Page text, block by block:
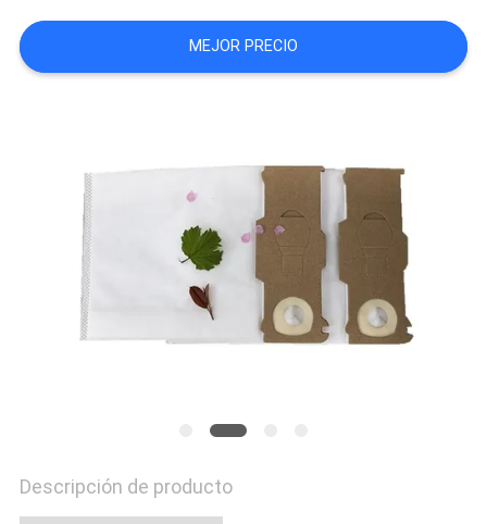
PIDA
MAPA
MEJOR PRECIO
Descripción de producto